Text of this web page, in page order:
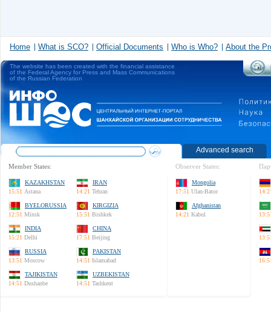
Home What is SCO? Official Documents Who is Who? About the
The website has been created with the financial assistance
of the Federal Agency for Press and Mass Communications
of the Russian Federation
Advanced search
Member States:
KAZAKHSTAN
15:51 Astana
IRAN
14:21 Tehran
BYELORUSSIA
12:51 Minsk
KIRGIZIA
15:51 Bishkek
INDIA
15:21 Delhi
CHINA
17:51 Beijing
RUSSIA
13:51 Moscow
PAKISTAN
14:51 Islamabad
TAJIKISTAN
14:51 Dushanbe
UZBEKISTAN
14:51 Tashkent
Observer States:
Mongolia
17:51 Ulan-Bator
Afghanistan
14:21 Kabul